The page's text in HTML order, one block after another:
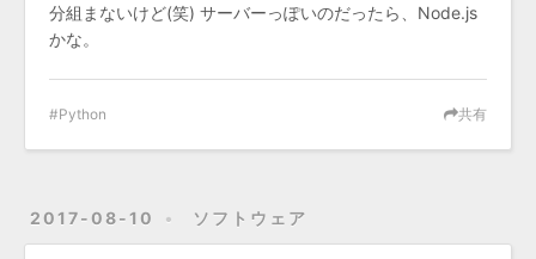
分組まないけど(笑) サーバーっぽいのだったら、Node.js
かな。
共有
Python
2017-08-10 ソフトウェア